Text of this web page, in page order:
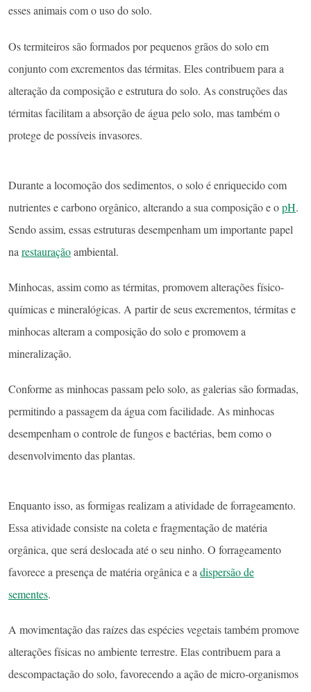
esses animais com o uso do solo.
Os termiteiros são formados por pequenos grãos do solo em
conjunto com excrementos das térmitas. Eles contribuem para a
alteração da composição e estrutura do solo. As construções das
térmitas facilitam a absorção de água pelo solo, mas também o
protege de possíveis invasores.
Durante a locomoção dos sedimentos, o solo é enriquecido com
nutrientes e carbono orgânico, alterando a sua composição e opH.
Sendo assim, essas estruturas desempenham um importante papel
na restauraçãoambiental.
Minhocas, assim como as térmitas, promovem alterações físico-
químicas e mineralógicas. A partir de seus excrementos, térmitas e
minhocas alteram a composição do solo e promovem a
mineralização.
Conforme as minhocas passam pelo solo, as galerias são formadas,
permitindo a passagem da água com facilidade. As minhocas
desempenham o controle de fungos e bactérias, bem como o
desenvolvimento das plantas.
Enquanto isso, as formigas realizam a atividade de forrageamento.
Essa atividade consiste na coleta e fragmentação de matéria
orgânica, que será deslocada até o seu ninho. O forrageamento
favorece a presença de matéria orgânica e a dispersão de
sementes.
A movimentação das raízes das espécies vegetais também promove
alterações físicas no ambiente terrestre. Elas contribuem para a
descompactação do solo, favorecendo a ação de micro-organismos